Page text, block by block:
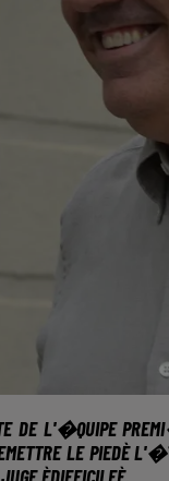
L'�QUIPE
LE PIEDÈ
ÈDIFFICILEÈ.